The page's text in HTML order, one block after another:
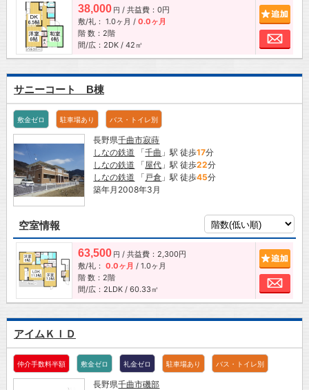
38,000 円 / 共益費：0円
敷/礼： 1.0ヶ月 / 0.0ヶ月
階 数：2階
間/広：2DK / 42㎡
お
サニーコート B棟
敷金ゼロ 駐車場あり バス・トイレ別
長野県千曲市寂蒔
しなの鉄道 「千曲 」駅 徒歩17分
しなの鉄道 「屋代 」駅 徒歩22分
しなの鉄道 「 戸倉 」駅 徒歩45分
築年月2008年3月
空室情報
63,500 円 / 共益費：2,300円
敷/礼： 0.0ヶ月 / 1.0ヶ月
階 数：2階
間/広：2LDK / 60.33㎡
お
アイムＫＩＤ
仲介手数料半額 敷金ゼロ 礼金ゼロ 駐車場あり バス・トイレ別
長野県千曲市磯部